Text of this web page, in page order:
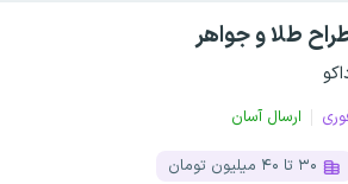
طلا و جواهر
ارسال آسان
۳۰ تا ۴۰ میلیون تومان